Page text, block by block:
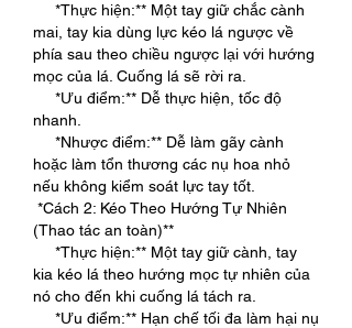
*Thực hiện:** Một tay giữ chắc cành
mai, tay kia dùng lực kéo lá ngược về
phía sau theo chiều ngược lại với hướng
mọc của lá. Cuống lá sẽ rời ra.
*Ưu điểm:** Dễ thực hiện, tốc độ
nhanh.
*Nhược điểm:** Dễ làm gãy cành
hoặc làm tổn thương các nụ hoa nhỏ
nếu không kiểm soát lực tay tốt.
*Cách 2: Kéo Theo Hướng Tự Nhiên
(Thao tác an toàn)**
*Thực hiện:** Một tay giữ cành, tay
kia kéo lá theo hướng mọc tự nhiên của
nó cho đến khi cuống lá tách ra.
*Ưu điểm:** Hạn chế tối đa làm hại nụ